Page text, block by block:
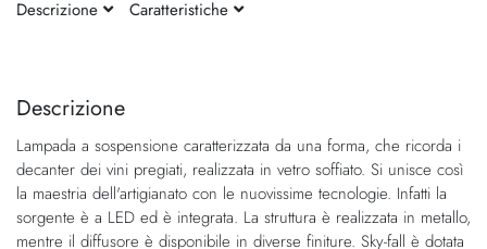
fine
galleria
di
immagini
della
di
immagini
Descrizione
Lampada a sospensione caratterizzata da una forma, che ricorda i
decanter dei vini pregiati, realizzata in vetro soffiato. Si unisce così
la maestria dell'artigianato con le nuovissime tecnologie. Infatti la
sorgente è a LED ed è integrata. La struttura è realizzata in metallo,
mentre il diffusore è disponibile in diverse finiture. Sky-fall è dotata
Descrizione
Caratteristiche